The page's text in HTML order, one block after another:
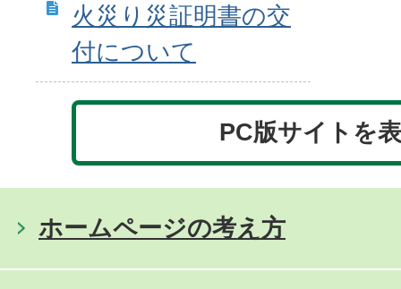
火災り災証明書の交
付について
PC版サイトを
ホームページの考え方